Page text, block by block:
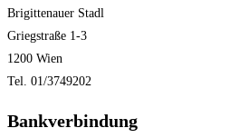
Brigittenauer Stadl
Griegstraße 1-3
1200 Wien
Tel. 01/3749202
Bankverbindung